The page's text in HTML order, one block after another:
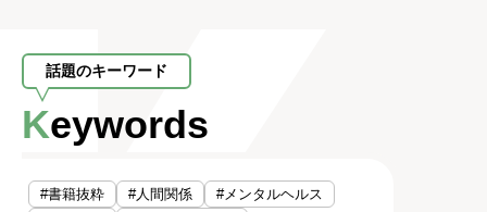
話題のキーワード
Keywords
#書籍抜粋 #人間関係
#メンタルヘルス